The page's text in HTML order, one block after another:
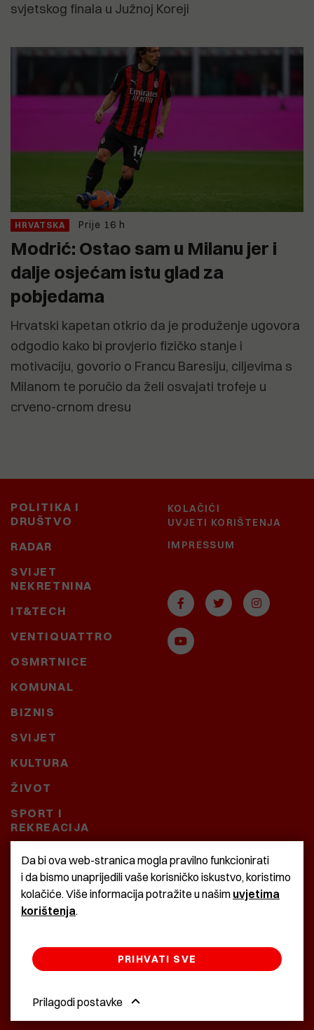
svjetskog finala u Južnoj Koreji
HRVATSKA Prije 16 h
Modrić: Ostao sam u Milanu jer i
dalje osjećam istu glad za
pobjedama
Hrvatski kapetan otkrio da je produženje ugovora
odgodio kako bi provjerio fizičko stanje i
motivaciju, govorio o Francu Baresiju, ciljevima s
Milanom te poručio da želi osvajati trofeje u
crveno-crnom dresu
POLITIKA I
DRUŠTVO
RADAR
SVIJET
NEKRETNINA
IT&TECH
VENTIQUATTRO
OSMRTNICE
KOMUNAL
BIZNIS
SVIJET
KULTURA
ŽIVOT
SPORT I
REKREACIJA
CRNA KRONIKA
BAŠTARDINI I PRAVI
KRASNA ZEMLJA
KOLAČIĆI
UVJETI KORIŠTENJA
IMPRESSUM
Da bi ova web-stranica mogla pravilno funkcionirati
i da bismo unaprijedili vaše korisničko iskustvo, koristimo
kolačiće. Više informacija potražite u našim uvjetima
korištenja.
Prilagodi postavke
PRIHVATI SVE